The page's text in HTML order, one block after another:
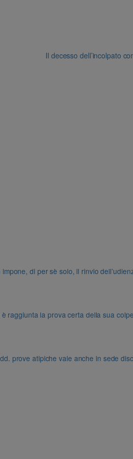
Il decesso dell’incolpato
di per sè solo, il rinvio
raggiunta la prova certa della sua
prove atipiche vale anche in sede